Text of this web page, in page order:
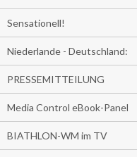
Sensationell!
Niederlande - Deutschland:
PRESSEMITTEILUNG
Media Control eBook-Panel
BIATHLON-WM im TV